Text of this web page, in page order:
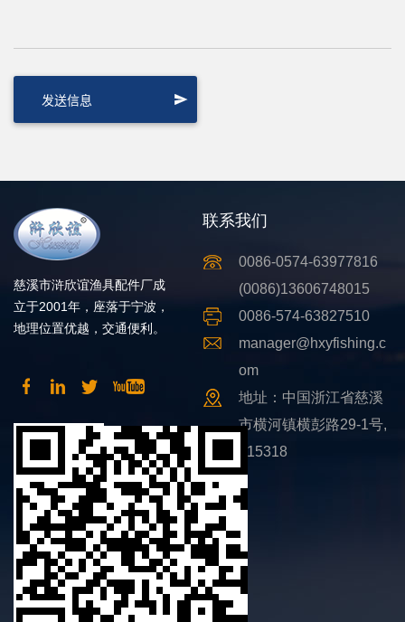
慈溪市浒欣谊渔具配件厂成
立于2001年，座落于宁波，
地理位置优越，交通便利。
联系我们
0086-0574-63977816
(0086)13606748015
0086-574-63827510
manager@hxyfishing.c
om
地址：中国浙江省慈溪
市横河镇横彭路29-1号,
315318